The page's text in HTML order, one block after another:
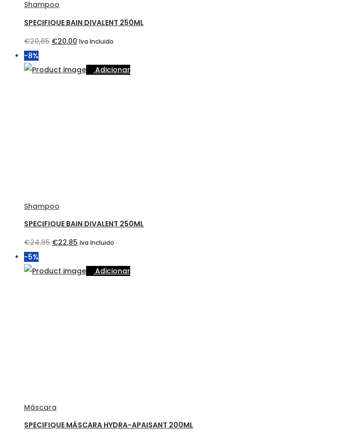
Shampoo
SPECIFIQUE BAIN DIVALENT 250ML
€20,85 O
original
€20,00 O
atual
Iva Incluido
-8%
Adicionar
Shampoo
SPECIFIQUE BAIN DIVALENT 250ML
€24,85 O
original
€22,85 O
atual
Iva Incluido
-5%
Adicionar
Máscara
SPECIFIQUE MÁSCARA HYDRA-APAISANT 200ML